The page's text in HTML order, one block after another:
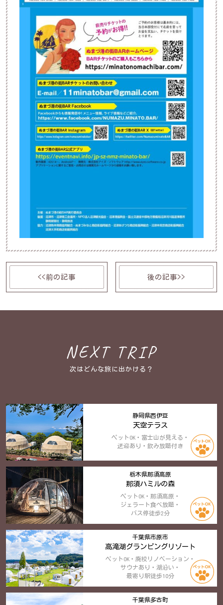
<<前の記事 後の記事>>
NEXT TRIP
次はどんな旅に出かける？
静岡県西伊豆
天空テラス
ペットOK・富士山が見える・
送迎あり・飲み放題付き
栃木県那須高原
那須ハミルの森
ペットOK・那須高原・
ジェラート食べ放題・
バス停徒歩2分
千葉県市原市
高滝湖グランピングリゾート
ペットOK・廃校リノベーション・
サウナあり・湖沿い・
最寄り駅徒歩10分
千葉県多古町